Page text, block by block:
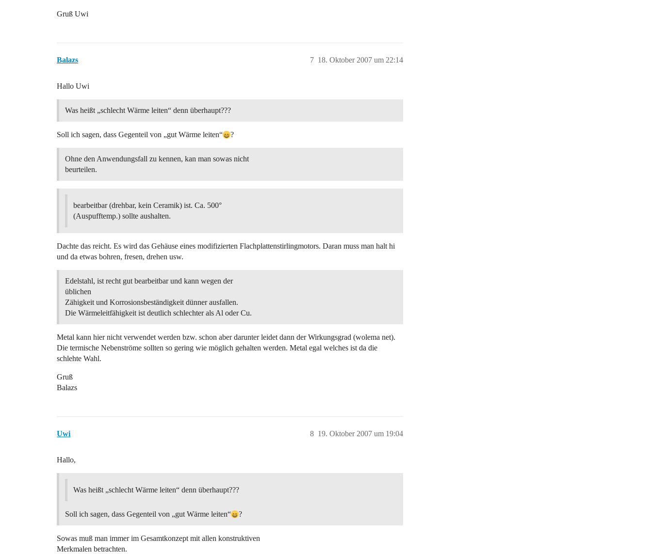
Gruß Uwi
Balazs 18. Oktober 2007 um 22:14
7
Hallo Uwi
Was heißt „schlecht Wärme leiten“ denn überhaupt???
Soll ich sagen, dass Gegenteil von „gut Wärme leiten“ ?
Ohne den Anwendungsfall zu kennen, kan man sowas nicht
beurteilen.
bearbeitbar (drehbar, kein Ceramik) ist. Ca. 500°
(Auspufftemp.) sollte aushalten.
Dachte das reicht. Es wird das Gehäuse eines modifizierten Flachplattenstirlingmotors. Daran muss man halt hi
und da etwas bohren, fresen, drehen usw.
Edelstahl, ist recht gut bearbeitbar und kann wegen der
üblichen
Zähigkeit und Korrosionsbeständigkeit dünner ausfallen.
Die Wärmeleitfähigkeit ist deutlich schlechter als Al oder Cu.
Metal kann hier nicht verwendet werden bzw. schon aber darunter leidet dann der Wirkungsgrad (wolema net).
Die termische Nebenströme sollten so gering wie möglich gehalten werden. Metal egal welches ist da die
schlehte Wahl.
Gruß
Balazs
Uwi 19. Oktober 2007 um 19:04
8
Hallo,
Was heißt „schlecht Wärme leiten“ denn überhaupt???
Soll ich sagen, dass Gegenteil von „gut Wärme leiten“ ?
Sowas muß man immer im Gesamtkonzept mit allen konstruktiven
Merkmalen betrachten.